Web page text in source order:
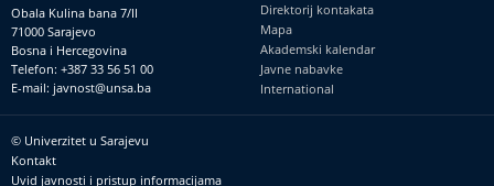
Obala Kulina bana 7/II
71000 Sarajevo
Bosna i Hercegovina
Telefon: +387 33 56 51 00
E-mail: javnost@unsa.ba
Direktorij kontakata
Mapa
Akademski kalendar
Javne nabavke
International
Footer
meni
© Univerzitet u Sarajevu
Kontakt
Uvid javnosti i pristup informacijama